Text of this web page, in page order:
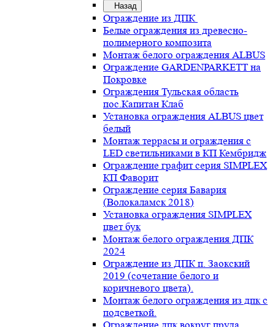
Назад
Ограждение из ДПК
Белые ограждения из древесно-
полимерного композита
Монтаж белого ограждения ALBUS
Ограждение GARDENPARKETT на
Покровке
Ограждения Тульская область
пос.Капитан Клаб
Установка ограждения ALBUS цвет
белый
Монтаж террасы и ограждения с
LED светильниками в КП Кембридж
Ограждение графит серия SIMPLEX
КП Фаворит
Ограждение серия Бавария
(Волокаламск 2018)
Установка ограждения SIMPLEX
цвет бук
Монтаж белого ограждения ДПК
2024
Ограждение из ДПК п. Заокский
2019 (сочетание белого и
коричневого цвета).
Монтаж белого ограждения из дпк с
подсветкой.